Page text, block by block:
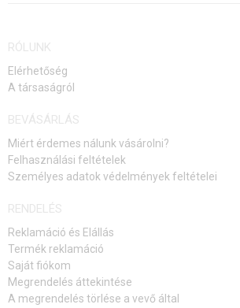
RÓLUNK
Elérhetőség
A társaságról
BEVÁSÁRLÁS
Miért érdemes nálunk vásárolni?
Felhasználási feltételek
Személyes adatok védelmények feltételei
RENDELÉS
Reklamáció és Elállás
Termék reklamáció
Saját fiókom
Megrendelés áttekintése
A megrendelés törlése a vevő által